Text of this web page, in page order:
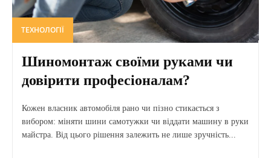
ТЕХНОЛОГІЇ
Шиномонтаж своїми руками чи
довірити професіоналам?
Кожен власник автомобіля рано чи пізно стикається з
вибором: міняти шини самотужки чи віддати машину в руки
майстра. Від цього рішення залежить не лише зручність...